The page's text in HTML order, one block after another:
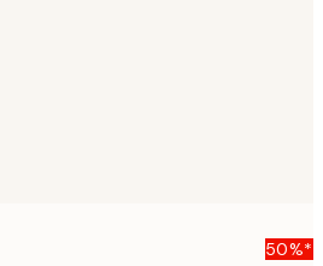
50%*